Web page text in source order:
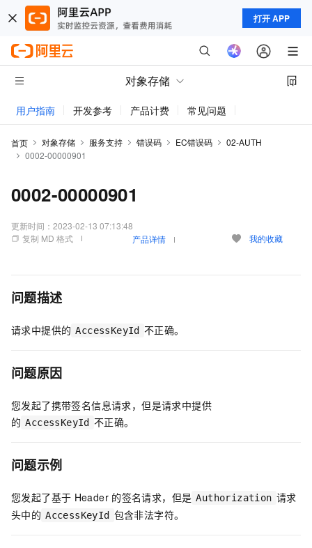
打开 APP
对象存储
用户指南 开发参考 产品计费 常见问题
首页 对象存储 服务支持 错误码 EC错误码
02-AUTH
0002-00000901
0002-00000901
更新时间： 2023-02-13 07:13:48
复制 MD 格式
产品详情 我的收藏
问题描述
请求中提供的 AccessKeyId 不正确。
问题原因
您发起了携带签名信息请求，但是请求中提供
的 AccessKeyId 不正确。
问题示例
您发起了基于 Header 的签名请求，但是 Authorization 请求
头中的 AccessKeyId 包含非法字符。